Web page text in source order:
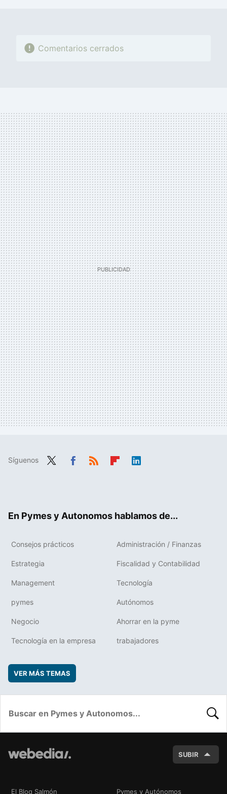
Comentarios cerrados
Síguenos
En Pymes y Autonomos hablamos de...
Consejos prácticos Administración / Finanzas
Estrategia Fiscalidad y Contabilidad
Management Tecnología
pymes Autónomos
Negocio Ahorrar en la pyme
Tecnología en la empresa trabajadores
VER MÁS TEMAS
SUBIR
El Blog Salmón Pymes y Autónomos